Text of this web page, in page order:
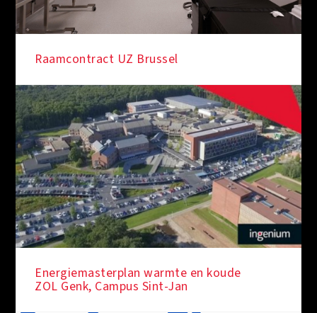
Raamcontract UZ Brussel
Energiemasterplan warmte en koude
ZOL Genk, Campus Sint-Jan